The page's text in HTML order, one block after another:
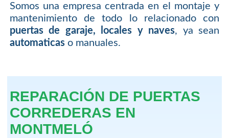
Somos una empresa centrada en el montaje y
mantenimiento de todo lo relacionado con
puertas de garaje, locales y naves, ya sean
automaticaso manuales.
REPARACIÓN DE PUERTAS
CORREDERAS EN
MONTMELÓ